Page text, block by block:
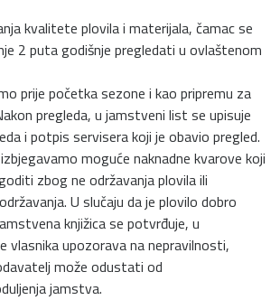
kvalitete plovila i materijala, čamac se
2 puta godišnje pregledati u ovlaštenom
prije početka sezone i kao pripremu za
pregleda, u jamstveni list se upisuje
i potpis servisera koji je obavio pregled.
moguće naknadne kvarove koji
zbog ne održavanja plovila ili
U slučaju da je plovilo dobro
knjižica se potvrđuje, u
vlasnika upozorava na nepravilnosti,
može odustati od
jamstva.